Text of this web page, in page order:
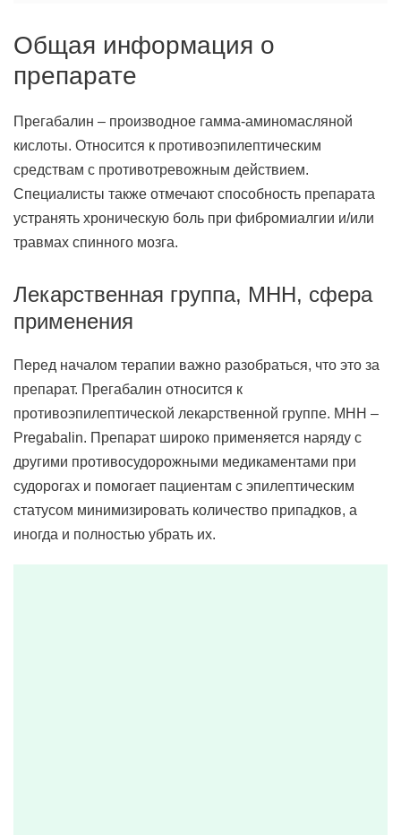
Общая информация о
препарате
Прегабалин – производное гамма-аминомасляной
кислоты. Относится к противоэпилептическим
средствам с противотревожным действием.
Специалисты также отмечают способность препарата
устранять хроническую боль при фибромиалгии и/или
травмах спинного мозга.
Лекарственная группа, МНН, сфера
применения
Перед началом терапии важно разобраться, что это за
препарат. Прегабалин относится к
противоэпилептической лекарственной группе. МНН –
Pregabalin. Препарат широко применяется наряду с
другими противосудорожными медикаментами при
судорогах и помогает пациентам с эпилептическим
статусом минимизировать количество припадков, а
иногда и полностью убрать их.